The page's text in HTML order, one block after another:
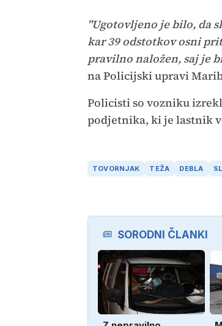
"Ugotovljeno je bilo, da
kar 39 odstotkov osni
pravilno naložen, saj je
na Policijski upravi
Policisti so vozniku
podjetnika, ki je lastnik
TOVORNJAK TEŽA DEBLA
SORODNI ČLANKI